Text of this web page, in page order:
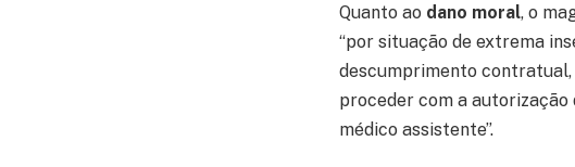
Quanto ao dano moral, o
“por situação de extrema
descumprimento contratual,
proceder com a
médico assistente”.